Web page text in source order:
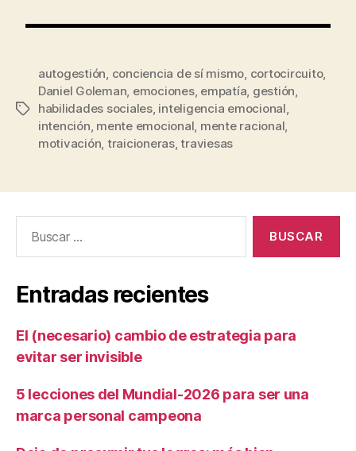
autogestión, conciencia de sí mismo, cortocircuito,
Daniel Goleman, emociones, empatía, gestión,
habilidades sociales, inteligencia emocional,
intención, mente emocional, mente racional,
motivación, traicioneras,traviesas
Entradas recientes
El (necesario) cambio de estrategia para
evitar ser invisible
5 lecciones del Mundial-2026 para ser una
marca personal campeona